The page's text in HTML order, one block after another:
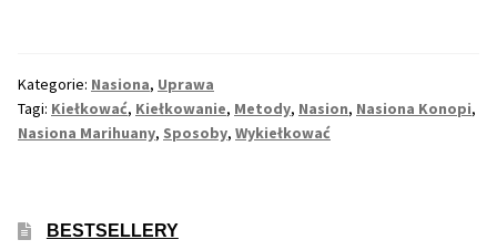
Marihuany,
Konopi?
Kategorie: Nasiona, Uprawa
Tagi: Kiełkować, Kiełkowanie, Metody, Nasion, Nasiona Konopi,
Nasiona Marihuany, Sposoby, Wykiełkować
BESTSELLERY